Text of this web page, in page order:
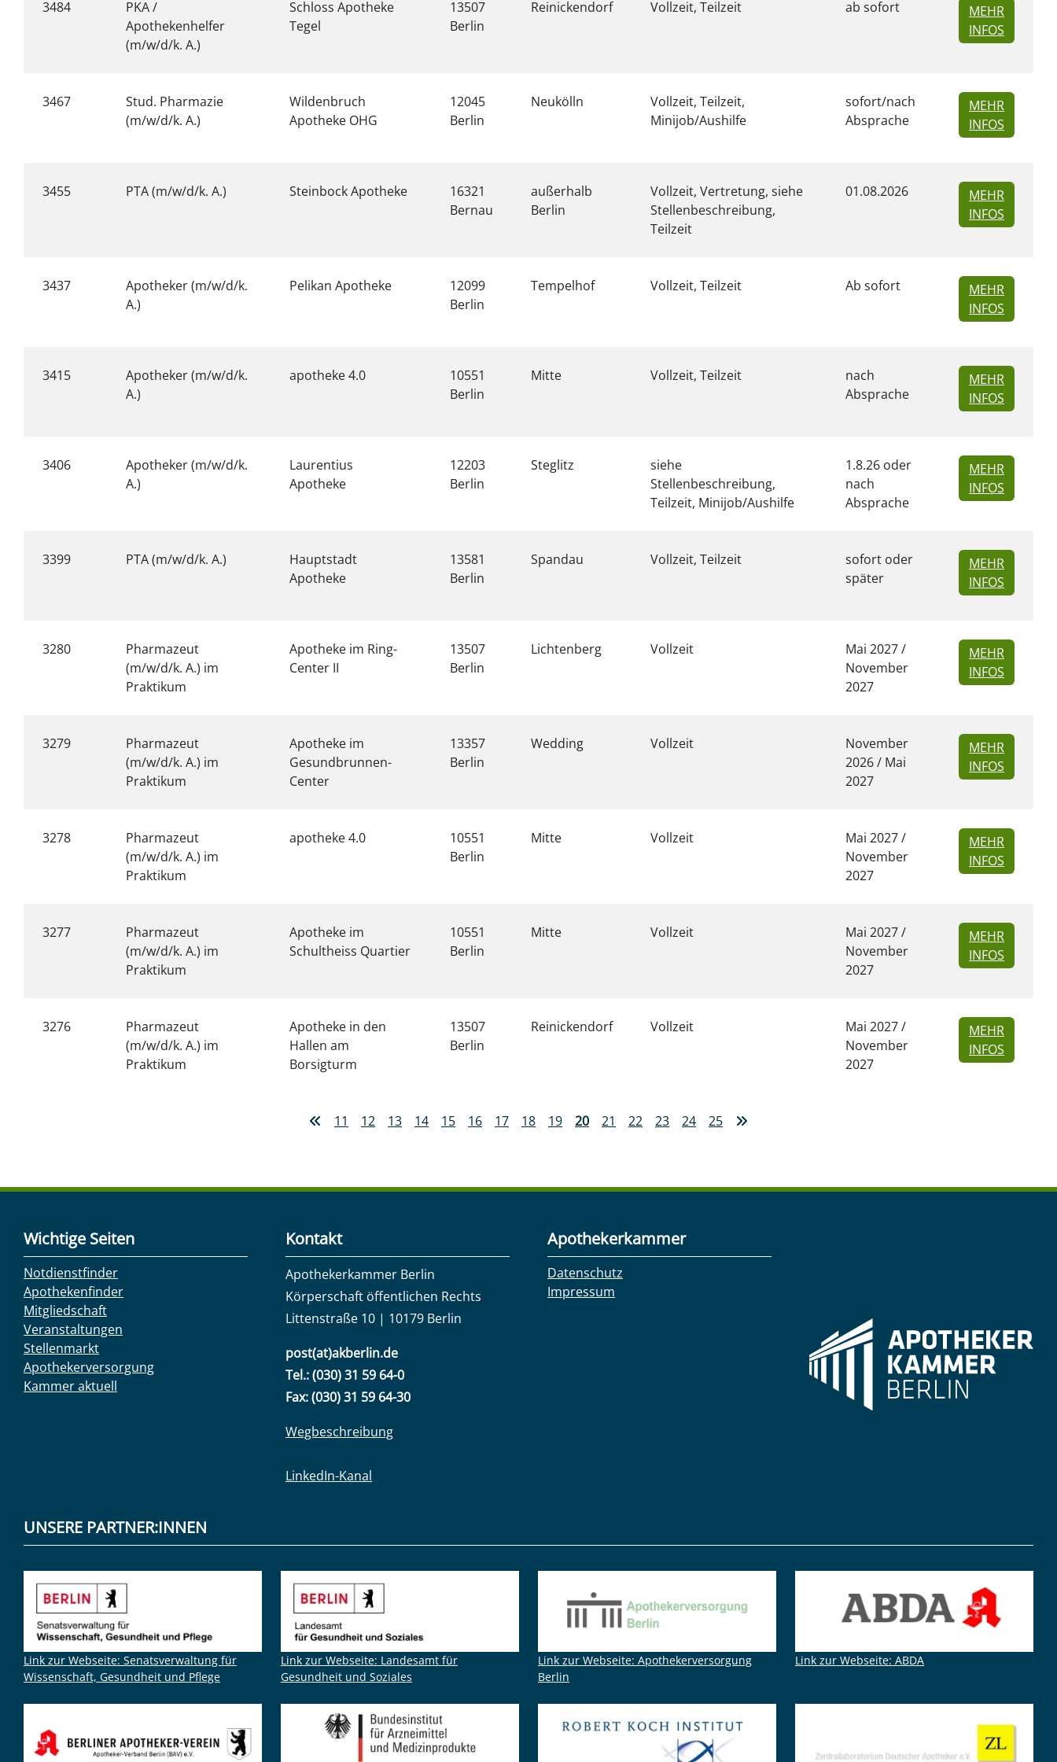
3484
PKA /
Apothekenhelfer
(m/w/d/k. A.)
Schloss Apotheke
Tegel
13507
Berlin
Reinickendorf Vollzeit, Teilzeit ab sofort
MEHR
INFOS
3467
Stud. Pharmazie
(m/w/d/k. A.)
Wildenbruch
Apotheke OHG
12045
Berlin
Neukölln
Vollzeit, Teilzeit,
Minijob/Aushilfe
sofort/nach
Absprache
MEHR
INFOS
3455 PTA (m/w/d/k. A.) Steinbock Apotheke
16321
Bernau
außerhalb
Berlin
Vollzeit, Vertretung, siehe
Stellenbeschreibung,
Teilzeit
01.08.2026
MEHR
INFOS
3437
Apotheker (m/w/d/k.
A.)
Pelikan Apotheke
12099
Berlin
Tempelhof Vollzeit, Teilzeit Ab sofort
MEHR
INFOS
3415
Apotheker (m/w/d/k.
A.)
apotheke 4.0
10551
Berlin
Mitte Vollzeit, Teilzeit
nach
Absprache
MEHR
INFOS
3406
Apotheker (m/w/d/k.
A.)
Laurentius
Apotheke
12203
Berlin
Steglitz
siehe
Stellenbeschreibung,
Teilzeit, Minijob/Aushilfe
1.8.26 oder
nach
Absprache
MEHR
INFOS
3399 PTA (m/w/d/k. A.)
Hauptstadt
Apotheke
13581
Berlin
Spandau Vollzeit, Teilzeit
sofort oder
später
MEHR
INFOS
3280
Pharmazeut
(m/w/d/k. A.) im
Praktikum
Apotheke im Ring-
Center II
13507
Berlin
Lichtenberg Vollzeit
Mai 2027 /
November
2027
MEHR
INFOS
3279
Pharmazeut
(m/w/d/k. A.) im
Praktikum
Apotheke im
Gesundbrunnen-
Center
13357
Berlin
Wedding Vollzeit
November
2026 / Mai
2027
MEHR
INFOS
3278
Pharmazeut
(m/w/d/k. A.) im
Praktikum
apotheke 4.0
10551
Berlin
Mitte Vollzeit
Mai 2027 /
November
2027
MEHR
INFOS
3277
Pharmazeut
(m/w/d/k. A.) im
Praktikum
Apotheke im
Schultheiss Quartier
10551
Berlin
Mitte Vollzeit
Mai 2027 /
November
2027
MEHR
INFOS
3276
Pharmazeut
(m/w/d/k. A.) im
Praktikum
Apotheke in den
Hallen am
Borsigturm
13507
Berlin
Reinickendorf Vollzeit
Mai 2027 /
November
2027
MEHR
INFOS
11 12 13 14 15 16 17 18 19 20 21 22 23 24 25
Wichtige Seiten
Notdienstfinder
Apothekenfinder
Mitgliedschaft
Veranstaltungen
Stellenmarkt
Apothekerversorgung
Kammer aktuell
Kontakt
Apothekerkammer Berlin
Körperschaft öffentlichen Rechts
Littenstraße 10 | 10179 Berlin
post(at)akberlin.de
Tel.: (030) 31 59 64-0
Fax: (030) 31 59 64-30
Wegbeschreibung
LinkedIn-Kanal
Apothekerkammer
Datenschutz
Impressum
UNSERE PARTNER:INNEN
Link zur Webseite: Senatsverwaltung für
Wissenschaft, Gesundheit und Pflege
Link zur Webseite: Landesamt für
Gesundheit und Soziales
Link zur Webseite: Apothekerversorgung
Berlin
Link zur Webseite: ABDA